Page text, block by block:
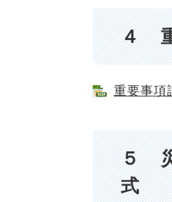
４
重要事項
５
式